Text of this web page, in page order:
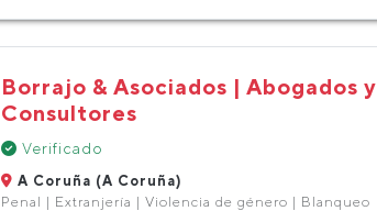
Borrajo & Asociados | Abogados y
Consultores
Verificado
A Coruña (A Coruña)
Penal | Extranjería | Violencia de género | Blanqueo